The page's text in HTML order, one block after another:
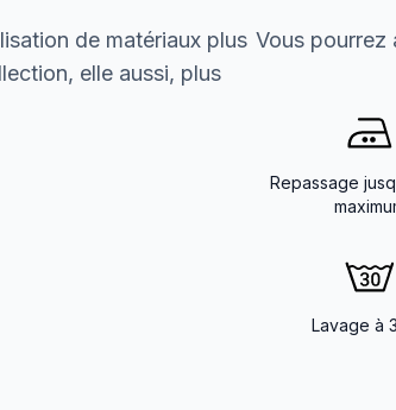
de matériaux plus
elle aussi, plus
Vous pourrez
Repassage
Lavage à